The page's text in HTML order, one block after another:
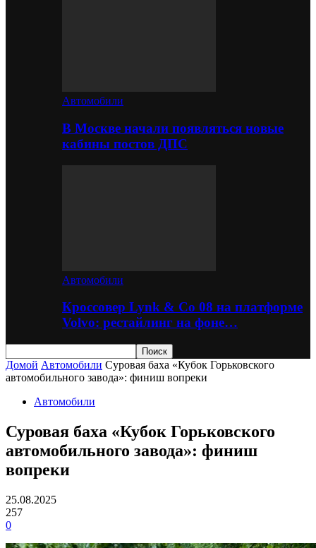
Автомобили
В Москве начали появляться новые
кабины постов ДПС
Автомобили
Кроссовер Lynk & Co 08 на платформе
Volvo: рестайлинг на фоне…
Домой Автомобили Суровая баха «Кубок Горьковского
автомобильного завода»: финиш вопреки
Автомобили
Суровая баха «Кубок Горьковского
автомобильного завода»: финиш
вопреки
25.08.2025
257
0